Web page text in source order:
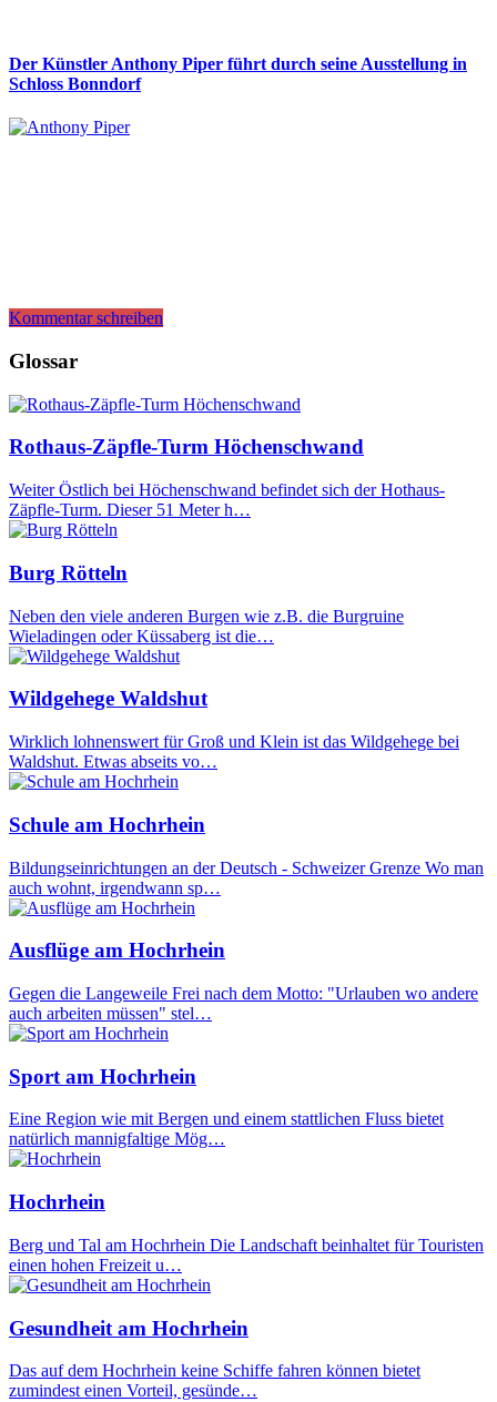
Der Künstler Anthony Piper führt durch seine Ausstellung in
Schloss Bonndorf
Kommentar schreiben
Glossar
Rothaus-Zäpfle-Turm Höchenschwand
Weiter Östlich bei Höchenschwand befindet sich der Hothaus-
Zäpfle-Turm. Dieser 51 Meter h…
Burg Rötteln
Neben den viele anderen Burgen wie z.B. die Burgruine
Wieladingen oder Küssaberg ist die…
Wildgehege Waldshut
Wirklich lohnenswert für Groß und Klein ist das Wildgehege bei
Waldshut. Etwas abseits vo…
Schule am Hochrhein
Bildungseinrichtungen an der Deutsch - Schweizer Grenze Wo man
auch wohnt, irgendwann sp…
Ausflüge am Hochrhein
Gegen die Langeweile Frei nach dem Motto: "Urlauben wo andere
auch arbeiten müssen" stel…
Sport am Hochrhein
Eine Region wie mit Bergen und einem stattlichen Fluss bietet
natürlich mannigfaltige Mög…
Hochrhein
Berg und Tal am Hochrhein Die Landschaft beinhaltet für Touristen
einen hohen Freizeit u…
Gesundheit am Hochrhein
Das auf dem Hochrhein keine Schiffe fahren können bietet
zumindest einen Vorteil, gesünde…